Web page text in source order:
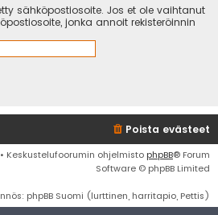
sähköpostiosoite. Jos et ole vaihtanut
jonka annoit rekisteröinnin
Poista evästeet
• Keskustelufoorumin ohjelmisto phpBB® Forum
Software © phpBB Limited
phpBB Suomi (lurttinen, harritapio, Pettis)